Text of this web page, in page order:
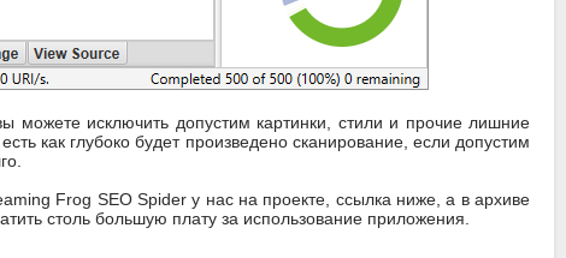
можете исключить допустим картинки, стили и прочие лишние
как глубоко будет произведено сканирование, если допустим
Frog SEO Spider у нас на проекте, ссылка ниже, а в архиве
столь большую плату за использование приложения.